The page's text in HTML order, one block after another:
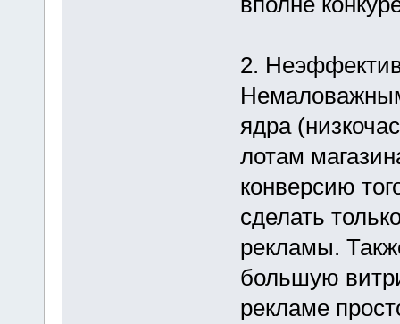
2.
ядра
лотам
конверсию
сделать
рекламы.
большую
рекламе